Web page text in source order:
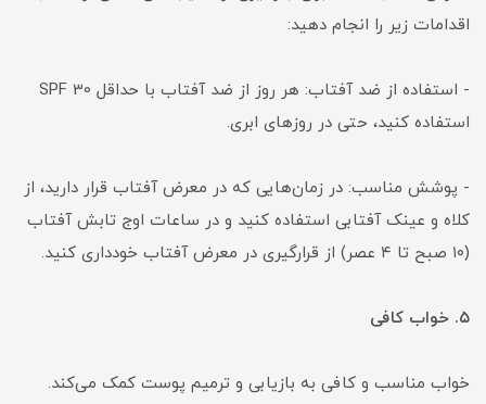
اقدامات زیر را انجام دهید:
- استفاده از ضد آفتاب: هر روز از ضد آفتاب با حداقل SPF 30
استفاده کنید، حتی در روزهای ابری.
- پوشش مناسب: در زمان‌هایی که در معرض آفتاب قرار دارید، از
کلاه و عینک آفتابی استفاده کنید و در ساعات اوج تابش آفتاب
(۱۰ صبح تا ۴ عصر) از قرارگیری در معرض آفتاب خودداری کنید.
۵. خواب کافی
خواب مناسب و کافی به بازیابی و ترمیم پوست کمک می‌کند.